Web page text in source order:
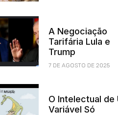
A Negociação
Tarifária Lula e
Trump
7 DE AGOSTO DE 2025
O Intelectual de
Variável Só